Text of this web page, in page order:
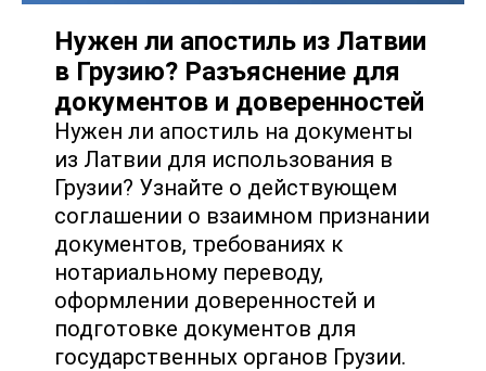
Нужен ли апостиль из Латвии
в Грузию? Разъяснение для
документов и доверенностей
Нужен ли апостиль на документы
из Латвии для использования в
Грузии? Узнайте о действующем
соглашении о взаимном признании
документов, требованиях к
нотариальному переводу,
оформлении доверенностей и
подготовке документов для
государственных органов Грузии.